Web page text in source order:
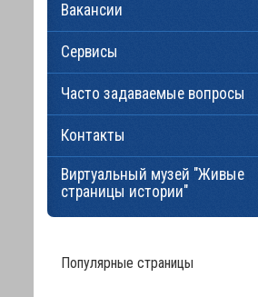
Вакансии
Сервисы
Часто задаваемые вопросы
Контакты
Виртуальный музей "Живые
страницы истории"
Популярные страницы